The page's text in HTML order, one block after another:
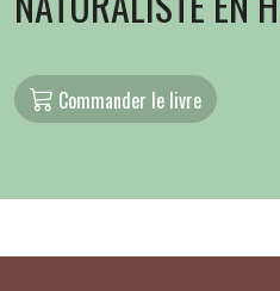
Commander le livre